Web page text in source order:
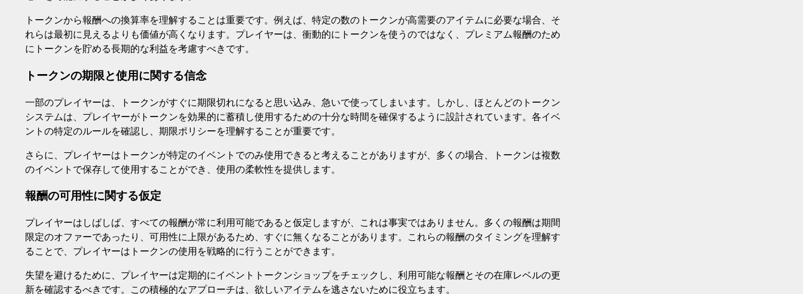
トークンから報酬への換算率を理解することは重要です。例えば、特定の数のトークンが高需要のアイテムに必要な場合、そ
れらは最初に見えるよりも価値が高くなります。プレイヤーは、衝動的にトークンを使うのではなく、プレミアム報酬のため
にトークンを貯める長期的な利益を考慮すべきです。
トークンの期限と使用に関する信念
一部のプレイヤーは、トークンがすぐに期限切れになると思い込み、急いで使ってしまいます。しかし、ほとんどのトークン
システムは、プレイヤーがトークンを効果的に蓄積し使用するための十分な時間を確保するように設計されています。各イベ
ントの特定のルールを確認し、期限ポリシーを理解することが重要です。
さらに、プレイヤーはトークンが特定のイベントでのみ使用できると考えることがありますが、多くの場合、トークンは複数
のイベントで保存して使用することができ、使用の柔軟性を提供します。
報酬の可用性に関する仮定
プレイヤーはしばしば、すべての報酬が常に利用可能であると仮定しますが、これは事実ではありません。多くの報酬は期間
限定のオファーであったり、可用性に上限があるため、すぐに無くなることがあります。これらの報酬のタイミングを理解す
ることで、プレイヤーはトークンの使用を戦略的に行うことができます。
失望を避けるために、プレイヤーは定期的にイベントトークンショップをチェックし、利用可能な報酬とその在庫レベルの更
新を確認するべきです。この積極的なアプローチは、欲しいアイテムを逃さないために役立ちます。